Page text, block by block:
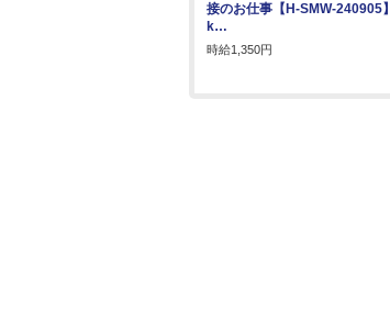
接のお仕事【H-SMW-240905】
k…
時給1,350円